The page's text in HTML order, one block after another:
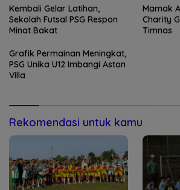
Kembali Gelar Latihan,
Sekolah Futsal PSG Respon
Minat Bakat
Mamak
Charity
Timnas
Grafik Permainan Meningkat,
PSG Unika U12 Imbangi Aston
Villa
Rekomendasi untuk kamu